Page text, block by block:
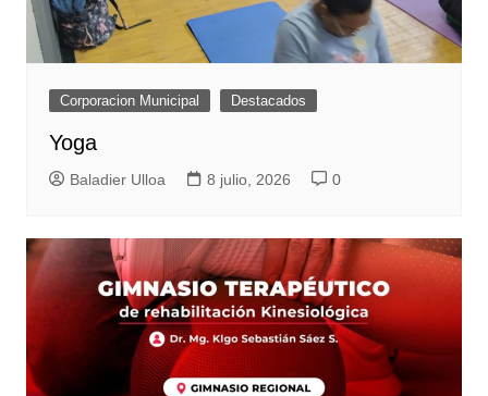
Corporacion Municipal Destacados
Yoga
Baladier Ulloa 8 julio, 2026 0